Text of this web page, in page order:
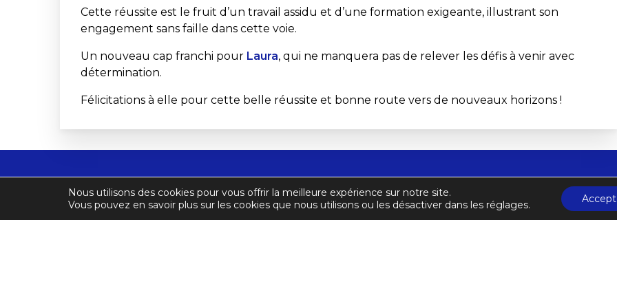
Cette réussite est le fruit d’un travail assidu et d’une formation exigeante, illustrant son
engagement sans faille dans cette voie.
Un nouveau cap franchi pour Laura, qui ne manquera pas de relever les défis à venir avec
détermination.
Félicitations à elle pour cette belle réussite et bonne route vers de nouveaux horizons !
Ligue Régionale Île-de-France de Karaté et Disciplines Associées
12 rue Danton
Nous utilisons des cookies pour vous offrir la meilleure expérience sur notre site.
Vous pouvez en savoir plus sur les cookies que nous utilisons ou les désactiver dans les réglages.